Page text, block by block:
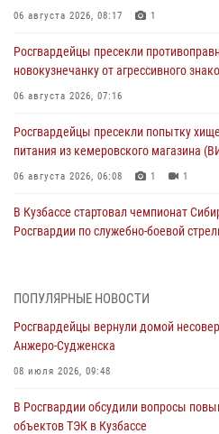
06 августа 2026, 08:17 1
Росгвардейцы пресекли
новокузнечанку от агрессивного
06 августа 2026, 07:16
Росгвардейцы пресекли попытку
питания из кемеровского магазина
06 августа 2026, 06:08 1 1
В Кузбассе стартовал чемпионат
Росгвардии по служебно-боевой
Росгвардейцы задержали в Кемерове
05 августа 2026, 09:30
Росгвардейцы задержали участника
05 августа 2026, 08:50
ПОПУЛЯРНЫЕ НОВОСТИ
Росгвардейцы вернули домой
Анжеро-Судженска
08 июля 2026, 09:48
В Росгвардии обсудили вопросы
объектов ТЭК в Кузбассе